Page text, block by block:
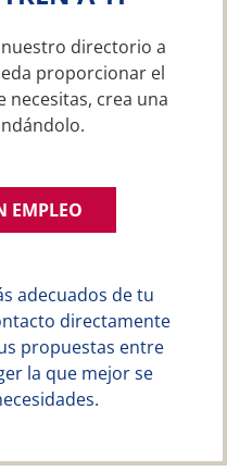
directorio a
proporcionar el
necesitas, crea una
EMPLEO
adecuados de tu
directamente
propuestas entre
la que mejor se